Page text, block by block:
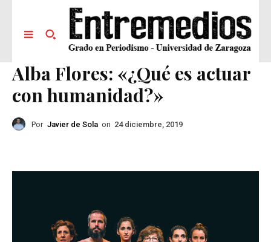
Alba Flores: «¿Qué es actuar
con humanidad?»
Por Javier de Sola on 24 diciembre, 2019